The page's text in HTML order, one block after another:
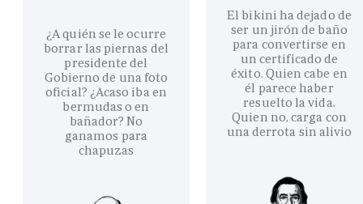
¿A quién se le ocurre
borrar las piernas del
presidente del
Gobierno de una foto
oficial? ¿Acaso iba en
bermudas o en
bañador? No
ganamos para
chapuzas
El bikini ha dejado de
ser un jirón de baño
para convertirse en
un certificado de
éxito. Quien cabe en
él parece haber
resuelto la vida.
Quien no, carga con
una derrota sin alivio